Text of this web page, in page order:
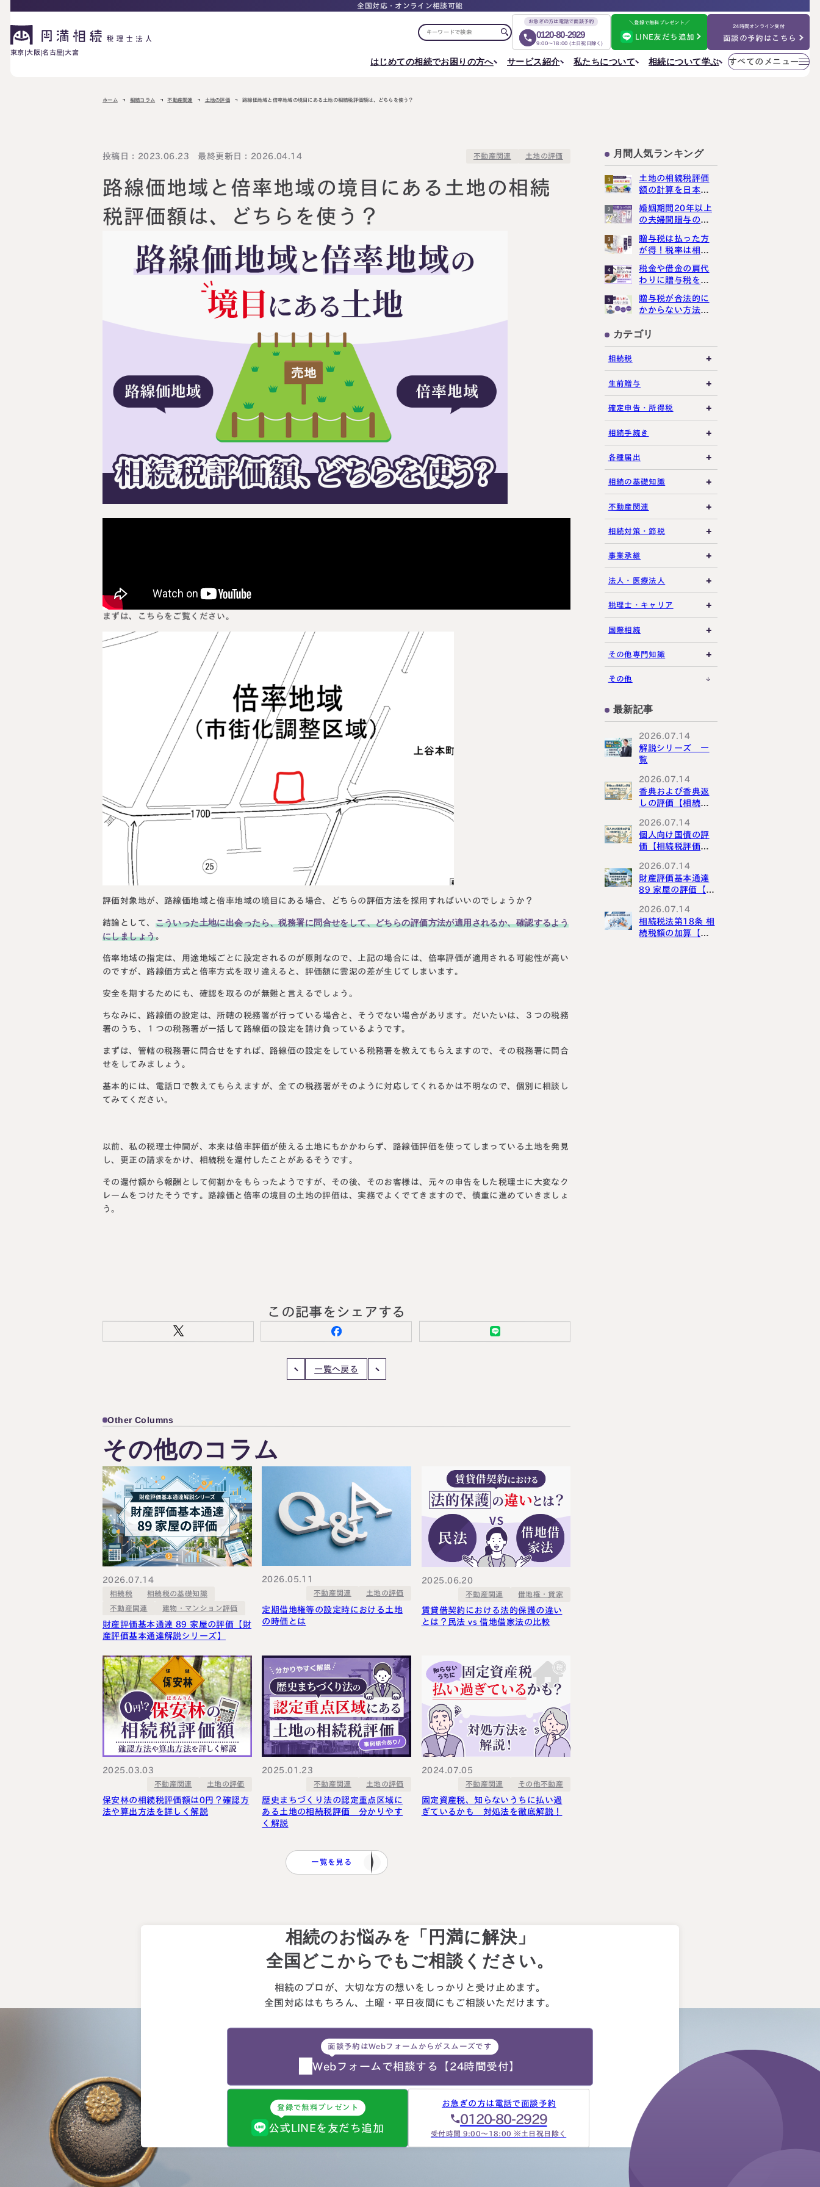
全国対応・オンライン相談可能
東京 大阪 名古屋 大宮
お急ぎの方は電話で面談予約
0120-80-2929
9:00～18:00 (土日祝日除く)
＼登録で無料プレゼント／
LINE友だち追加
24時間オンライン受付
面談の予約はこちら
はじめての相続でお困りの方へ
詳しく見る
サービス紹介
相続に備えたい方へ
生前対策相談について 相続税試算について 料金表
私たちについて
大阪府大阪市北区角田町8番47号
阪急グランドビル20階
名古屋事務所
〒450-0002
愛知県名古屋市中村区名駅三丁目28番12号
Access
〒330-0854
埼玉県さいたま市大宮区桜木町一丁目195番地1
大宮ソラミチKOZ4階
Access
相続について学ぶ すべてのメニュー
メニューを
閉じる
相続が発生した方へ
相続税申告に
ご相談の流れ 料金表
相続に備えたい方へ
相続税試算につ
大阪事務所
大宮事務所
はじめての相続でお困りの方へ
相続ロードマップ
その他のメニュー
採用サイト
お知らせ
社員日記
お急ぎの方は電話で面談予約
0120-80-2929
9:00～18:00 (土日祝日除く)
登録で無料プレゼント
ホーム 相続コラム 不動産関連 土地の評価 路線価地域と倍率地域の境目にある土地の相続税評価額は、どちらを使う？
投稿日：2023.06.23 最終更新日：2026.04.14 不動産関連 土地の評価
路線価地域と倍率地域の境目にある土地の相続
税評価額は、どちらを使う？
まずは、こちらをご覧ください。
評価対象地が、路線価地域と倍率地域の境目にある場合、どちらの評価方法を採用すればいいのでしょうか？
結論として、 こういった土地に出会ったら、税務署に問合せをして、どちらの評価方法が適用されるか、確認するよう
にしましょう。
倍率地域の指定は、用途地域ごとに設定されるのが原則なので、上記の場合には、倍率評価が適用される可能性が高い
のですが、路線価方式と倍率方式を取り違えると、評価額に雲泥の差が生じてしまいます。
安全を期するためにも、確認を取るのが無難と言えるでしょう。
ちなみに、路線価の設定は、所轄の税務署が行っている場合と、そうでない場合があります。だいたいは、３つの税務
署のうち、１つの税務署が一括して路線価の設定を請け負っているようです。
まずは、管轄の税務署に問合せをすれば、路線価の設定をしている税務署を教えてもらえますので、その税務署に問合
せをしてみましょう。
基本的には、電話口で教えてもらえますが、全ての税務署がそのように対応してくれるかは不明なので、個別に相談し
てみてください。
以前、私の税理士仲間が、本来は倍率評価が使える土地にもかかわらず、路線価評価を使ってしまっている土地を発見
し、更正の請求をかけ、相続税を還付したことがあるそうです。
その還付額から報酬として何割かをもらったようですが、その後、そのお客様は、元々の申告をした税理士に大変なク
レームをつけたそうです。路線価と倍率の境目の土地の評価は、実務でよくでてきますので、慎重に進めていきましょ
う。
この記事をシェアする
一覧へ戻る
Other Columns
その他のコラム
2026.07.14
相続税 相続税の基礎知識
不動産関連 建物・マンション評価
財産評価基本通達 89 家屋の評価【財
産評価基本通達解説シリーズ】
2026.05.11
不動産関連 土地の評価
定期借地権等の設定時における土地
の時価とは
2025.06.20
不動産関連 借地権・貸家
賃貸借契約における法的保護の違い
とは？民法 vs 借地借家法の比較
2025.03.03
不動産関連 土地の評価
保安林の相続税評価額は0円？確認方
法や算出方法を詳しく解説
2025.01.23
不動産関連 土地の評価
歴史まちづくり法の認定重点区域に
ある土地の相続税評価 分かりやす
く解説
2024.07.05
不動産関連 その他不動産
固定資産税、知らないうちに払い過
ぎているかも 対処法を徹底解説！
一覧を見る
月間人気ランキング
1
土地の相続税評価
額の計算を日本一
しました
2
婚姻期間20年以上
の夫婦間贈与の特
まっせ
3
贈与税は払った方
が得！税率は相続
です！
4
税金や借金の肩代
わりに贈与税をか
ポイント
5
贈与税が合法的に
かからない方法３
もばれる？】
カテゴリ
相続税
相続税の基礎知識
税務調査・申告実務
各種控除・特例
生前贈与
贈与税の基礎知識
贈与の特例制度
生前贈与
その他贈与関連
確定申告・所得税
譲渡所得
その他所得税
相続手続き
遺言書
遺留分
遺産分割
相続登記・名義変更
相続放棄・限定承認
相続手続き全般
各種届出
税金の納付
死亡届・届出関連
延納・物納
相続の基礎知識
法定相続人・法定相続
分
相続財産
特別縁故者
特別受益・寄与分
不動産関連
建物・マンション評価
土地の評価
借地権・貸家
その他不動産
相続対策・節税
養子縁組・家族信託
生命保険活用
小規模企業共済
不動産活用
その他の相続対策
事業承継
非上場株式評価
自己株式・株式取得
種類株式・名義株
役員関連
事業承継税制
M&A・株式承継
法人・医療法人
社団法人
合同会社・持分会社
医療法人
税理士・キャリア
税理士選び・相談
税理士試験
税理士キャリア
採用・福利厚生
国際相続
米国関連
海外不動産
国際相続の基礎
その他専門知識
事例紹介
プロ向け情報
その他
最新記事
2026.07.14
解説シリーズ 一
覧
2026.07.14
香典および香典返
しの評価【相続税
2026.07.14
個人向け国債の評
価【相続税評価シ
2026.07.14
財産評価基本通達
89 家屋の評価【財
説シリーズ】
2026.07.14
相続税法第18条 相
続税額の加算【相
相続のお悩みを「円満に解決」
全国どこからでもご相談ください。
相続のプロが、大切な方の想いを しっかりと受け止めます。
全国対応はもちろん、 土曜・平日夜間にもご相談 いただけます。
面談予約はWebフォームからがスムーズです
Webフォームで相談する 【24時間受付】
登録で無料プレゼント
公式LINEを友だち追加
お急ぎの方は電話で面談予約
0120-80-2929
受付時間 9:00～18:00 ※土日祝日除く